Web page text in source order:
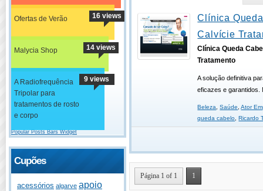
Ofertas de Verão 16 views
Malycia Shop 14 views
A Radiofrequência
Tripolar para
tratamentos de rosto
e corpo
9 views
Popular Posts Bars Widget
Cupões
acessórios algarve apoio
Clínica
Calvície
Clínica Queda
Tratamento
A solução definitiva
eficazes e garantidos.
Beleza ,Saúde ,Ator
queda cabelo ,Ricardo
Página 1 of 1 1